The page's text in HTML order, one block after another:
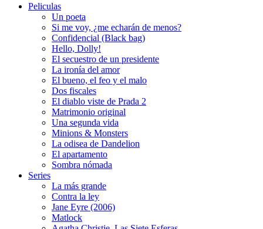
Peliculas
Un poeta
Si me voy, ¿me echarán de menos?
Confidencial (Black bag)
Hello, Dolly!
El secuestro de un presidente
La ironía del amor
El bueno, el feo y el malo
Dos fiscales
El diablo viste de Prada 2
Matrimonio original
Una segunda vida
Minions & Monsters
La odisea de Dandelion
El apartamento
Sombra nómada
Series
La más grande
Contra la ley
Jane Eyre (2006)
Matlock